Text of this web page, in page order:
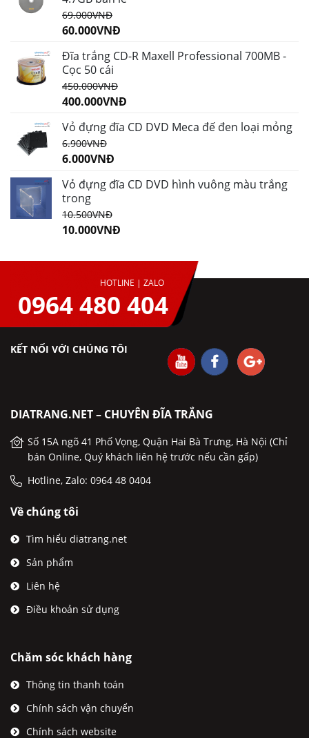
69.000VNĐ
60.000VNĐ
Đĩa trắng CD-R Maxell Professional 700MB -
Cọc 50 cái
450.000VNĐ
400.000VNĐ
Vỏ đựng đĩa CD DVD Meca đế đen loại mỏng
6.900VNĐ
6.000VNĐ
Vỏ đựng đĩa CD DVD hình vuông màu trắng
trong
10.500VNĐ
10.000VNĐ
HOTLINE | ZALO
0964 480 404
KẾT NỐI VỚI CHÚNG TÔI
DIATRANG.NET – CHUYÊN ĐĨA TRẮNG
Số 15A ngõ 41 Phố Vọng, Quận Hai Bà Trưng, Hà Nội (Chỉ
bán Online, Quý khách liên hệ trước nếu cần gấp)
Hotline, Zalo: 0964 48 0404
Về chúng tôi
Tìm hiểu diatrang.net
Sản phẩm
Liên hệ
Điều khoản sử dụng
Chăm sóc khách hàng
Thông tin thanh toán
Chính sách vận chuyển
Chính sách website